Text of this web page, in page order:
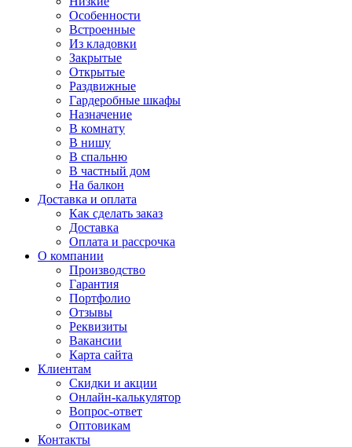
Особенности
Встроенные
Из кладовки
Закрытые
Открытые
Раздвижные
Гардеробные шкафы
Назначение
В комнату
В нишу
В спальню
В частный дом
На балкон
Доставка и оплата
Как сделать заказ
Доставка
Оплата и рассрочка
О компании
Производство
Гарантия
Портфолио
Отзывы
Реквизиты
Вакансии
Карта сайта
Клиентам
Скидки и акции
Онлайн-калькулятор
Вопрос-ответ
Оптовикам
Контакты